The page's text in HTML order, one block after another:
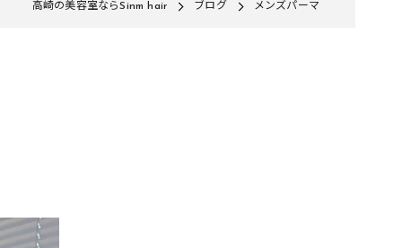
高崎の美容室ならSinm hair ブログ メンズパーマ